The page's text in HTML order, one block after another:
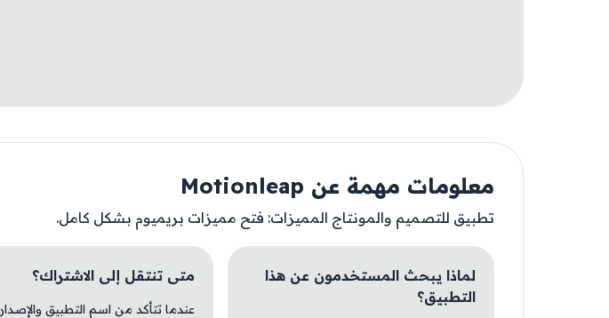
معلومات مهمة عن Motionleap
تطبيق للتصميم والمونتاج المميزات: فتح مميزات بريميوم بشكل كامل.
لماذا يبحث المستخدمون عن هذا
التطبيق؟
متى تنتقل إلى الاشتراك؟
عندما تتأكد من اسم التطبيق والإصدار